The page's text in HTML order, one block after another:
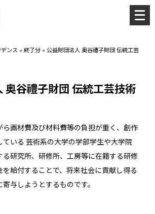
ンス »終了分 »公益財団法人 奥谷禮子財団 伝統工芸
奥谷禮子財団 伝統工芸技術
ら画材費及び材料費等の負担が重く、創作
ている 芸術系の大学の学部学生や大学院
る研究所、研修所、工房等に在籍する研修
給付することで、将来社会に貢献し得る
与しようとするものです。
メ
ニ
ー
開